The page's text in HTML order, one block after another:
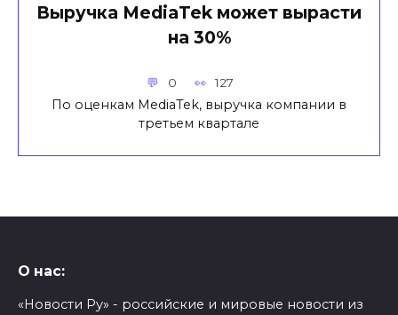
Выручка MediaTek может вырасти
на 30%
0 127
По оценкам MediaTek, выручка компании в
третьем квартале
О нас:
«Новости Ру» - российские и мировые новости из